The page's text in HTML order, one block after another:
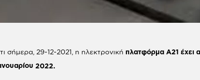
σήμερα, 29-12-2021, η ηλεκτρονική πλατφόρμα Α21 έχει
2022.